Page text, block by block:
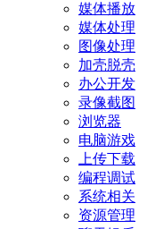
媒体播放
媒体处理
图像处理
加壳脱壳
办公开发
录像截图
浏览器
电脑游戏
上传下载
编程调试
系统相关
资源管理